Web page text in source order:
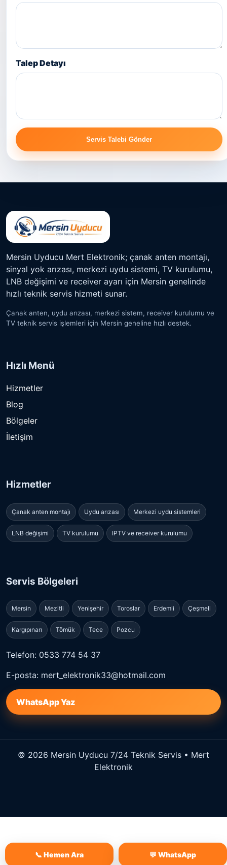
Talep Detayı
Servis Talebi Gönder
Mersin Uyducu Mert Elektronik; çanak anten montajı,
sinyal yok arızası, merkezi uydu sistemi, TV kurulumu,
LNB değişimi ve receiver ayarı için Mersin genelinde
hızlı teknik servis hizmeti sunar.
Çanak anten, uydu arızası, merkezi sistem, receiver kurulumu ve
TV teknik servis işlemleri için Mersin geneline hızlı destek.
Hızlı Menü
Hizmetler
Blog
Bölgeler
İletişim
Hizmetler
Çanak anten montajı Uydu arızası Merkezi uydu sistemleri
LNB değişimi TV kurulumu IPTV ve receiver kurulumu
Servis Bölgeleri
Mersin Mezitli Yenişehir Toroslar Erdemli Çeşmeli
Kargıpınarı Tömük Tece Pozcu
Telefon: 0533 774 54 37
E-posta: mert_elektronik33@hotmail.com
WhatsApp Yaz
© 2026 Mersin Uyducu 7/24 Teknik Servis • Mert
Elektronik
📞 Hemen Ara 💬 WhatsApp